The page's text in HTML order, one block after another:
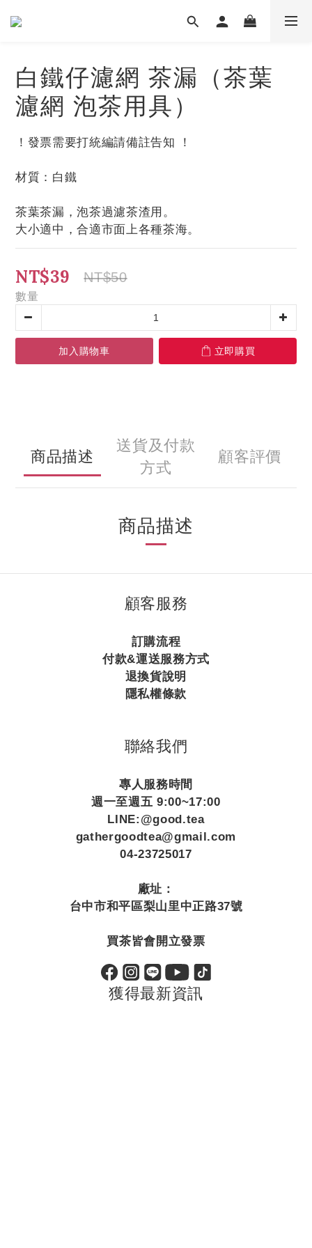
白鐵仔濾網 茶漏（茶葉
濾網 泡茶用具）
！發票需要打統編請備註告知 ！
材質：白鐵
茶葉茶漏，泡茶過濾茶渣用。
大小適中，合適市面上各種茶海。
NT$39 NT$50
數量
加入購物車 立即購買
商品描述
送貨及付款
方式
顧客評價
商品描述
顧客服務
訂購流程
付款&運送服務方式
退換貨說明
隱私權條款
聯絡我們
專人服務時間
週一至週五 9:00~17:00
LINE:@good.tea
gathergoodtea@gmail.com
04-23725017
廠址：
台中市和平區梨山里中正路37號
買茶皆會開立發票
獲得最新資訊